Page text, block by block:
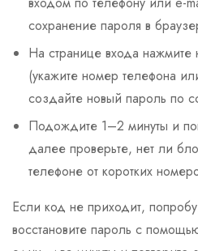
сохранение пароля в
На странице входа
(укажите номер телефона
создайте новый пароль по
Подождите 1–2 минуты и
далее проверьте, нет ли
телефоне от коротких
Если код не приходит,
восстановите пароль с